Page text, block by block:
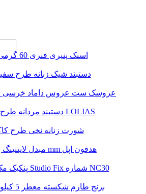
اسنک پنیری فنری 60 گرمی چاکلز
دستبند شیک زنانه طرح
عروسک ست عروس داماد خرسی ارتفاع
دستبند مردانه طرح پلنگ برند LOLIAS
شورت زنانه نخی طرح
مبدل لایتنینگ به جک 3.5 mm هدفون اپل
پنکیک مک فیکس مدل Studio Fix شماره NC30
برنج طارم شکسته معطر 5 کیلوگرمی آذوقه